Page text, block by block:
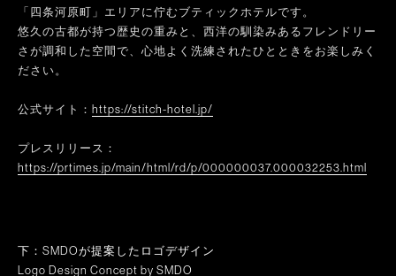
「四条河原町」エリアに佇むブティックホテルです。
悠久の古都が持つ歴史の重みと、西洋の馴染みあるフレンドリー
さが調和した空間で、心地よく洗練されたひとときをお楽しみく
ださい。
公式サイト： https://stitch-hotel.jp/
プレスリリース ：
https://prtimes.jp/main/html/rd/p/000000037.000032253.html
下：SMDOが提案したロゴデザイン
Logo Design Concept by SMDO